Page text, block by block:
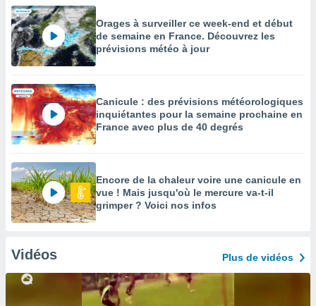
Orages à surveiller ce week-end et début
de semaine en France. Découvrez les
prévisions météo à jour
Canicule : des prévisions météorologiques
inquiétantes pour la semaine prochaine en
France avec plus de 40 degrés
Encore de la chaleur voire une canicule en
vue ! Mais jusqu'où le mercure va-t-il
grimper ? Voici nos infos
Vidéos Plus de vidéos